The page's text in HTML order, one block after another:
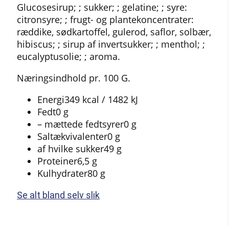
Glucosesirup; ; sukker; ; gelatine; ; syre:
citronsyre; ; frugt- og plantekoncentrater:
ræddike, sødkartoffel, gulerod, saflor, solbær,
hibiscus; ; sirup af invertsukker; ; menthol; ;
eucalyptusolie; ; aroma.
Næringsindhold pr. 100 G.
Energi349 kcal / 1482 kJ
Fedt0 g
– mættede fedtsyrer0 g
Saltækvivalenter0 g
af hvilke sukker49 g
Proteiner6,5 g
Kulhydrater80 g
Se alt bland selv slik